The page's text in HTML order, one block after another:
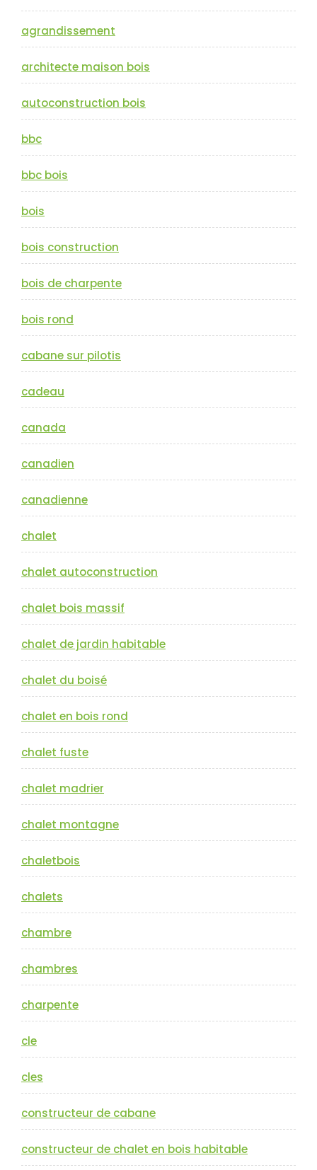
agrandissement
architecte maison bois
autoconstruction bois
bbc
bbc bois
bois
bois construction
bois de charpente
bois rond
cabane sur pilotis
cadeau
canada
canadien
canadienne
chalet
chalet autoconstruction
chalet bois massif
chalet de jardin habitable
chalet du boisé
chalet en bois rond
chalet fuste
chalet madrier
chalet montagne
chaletbois
chalets
chambre
chambres
charpente
cle
cles
constructeur de cabane
constructeur de chalet en bois habitable